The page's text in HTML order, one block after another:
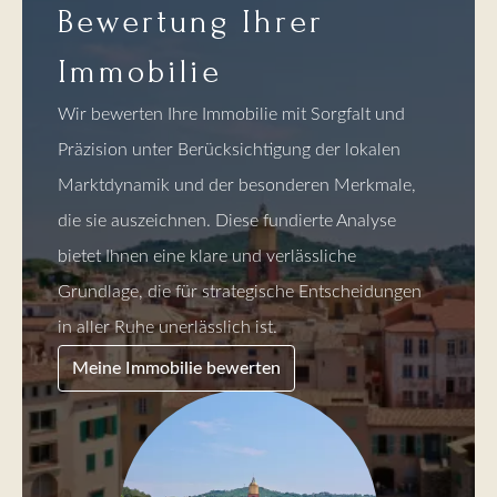
Bewertung Ihrer
Immobilie
Wir bewerten Ihre Immobilie mit Sorgfalt und
Präzision unter Berücksichtigung der lokalen
Marktdynamik und der besonderen Merkmale,
die sie auszeichnen. Diese fundierte Analyse
bietet Ihnen eine klare und verlässliche
Grundlage, die für strategische Entscheidungen
in aller Ruhe unerlässlich ist.
Meine Immobilie bewerten